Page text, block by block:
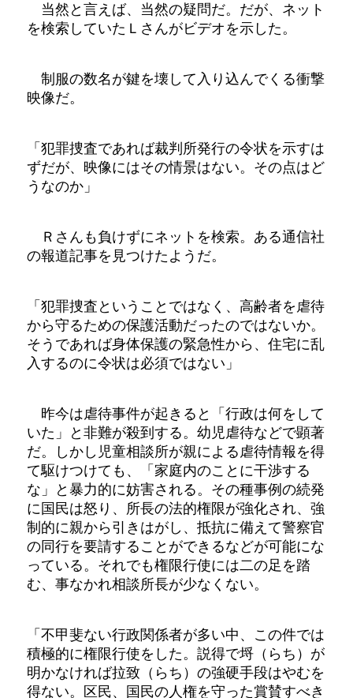
当然と言えば、当然の疑問だ。だが、ネット
を検索していたＬさんがビデオを示した。
制服の数名が鍵を壊して入り込んでくる衝撃
映像だ。
「犯罪捜査であれば裁判所発行の令状を示すは
ずだが、映像にはその情景はない。その点はど
うなのか」
Ｒさんも負けずにネットを検索。ある通信社
の報道記事を見つけたようだ。
「犯罪捜査ということではなく、高齢者を虐待
から守るための保護活動だったのではないか。
そうであれば身体保護の緊急性から、住宅に乱
入するのに令状は必須ではない」
昨今は虐待事件が起きると「行政は何をして
いた」と非難が殺到する。幼児虐待などで顕著
だ。しかし児童相談所が親による虐待情報を得
て駆けつけても、「家庭内のことに干渉する
な」と暴力的に妨害される。その種事例の続発
に国民は怒り、所長の法的権限が強化され、強
制的に親から引きはがし、抵抗に備えて警察官
の同行を要請することができるなどが可能にな
っている。それでも権限行使には二の足を踏
む、事なかれ相談所長が少なくない。
「不甲斐ない行政関係者が多い中、この件では
積極的に権限行使をした。説得で埒（らち）が
明かなければ拉致（らち）の強硬手段はやむを
得ない。区民、国民の人権を守った賞賛すべき